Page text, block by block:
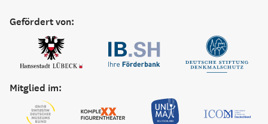
Gefördert von:
Mitglied im: